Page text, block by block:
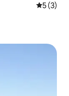
5 (3)